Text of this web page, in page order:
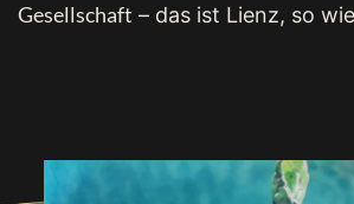
Gesellschaft – das ist Lienz, so